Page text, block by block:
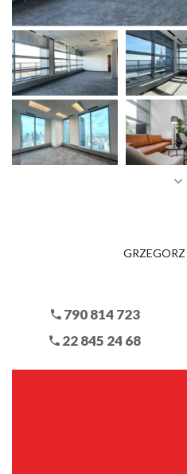
GRZEGORZ
790 814 723
22 845 24 68